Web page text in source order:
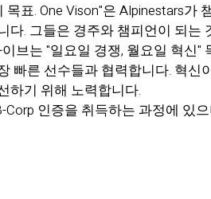
목표. One Vison"은 Alpinestars
다. 그들은 경주와 챔피언이 되
브는 "일요일 경쟁, 월요일 혁신
빠른 선수들과 협력합니다. 혁
하기 위해 노력합니다.
Corp 인증을 취득하는 과정에 있